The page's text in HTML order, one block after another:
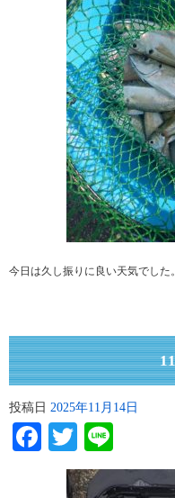
今日は久し振りに良い天気でし
投稿日 2025年11月14日
Facebook
Twitter